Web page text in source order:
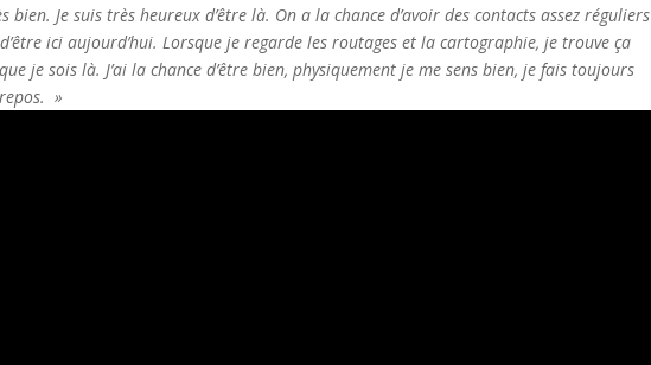
bien. Je suis très heureux d’être là. On a la chance d’avoir des contacts assez réguliers
ici aujourd’hui. Lorsque je regarde les routages et la cartographie, je trouve ça
je sois là. J’ai la chance d’être bien, physiquement je me sens bien, je fais toujours
»